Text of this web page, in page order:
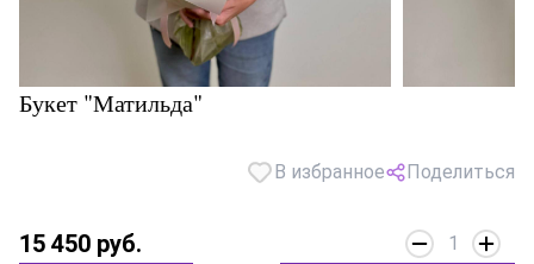
Букет "Матильда"
В избранное Поделиться
15 450 руб. 1